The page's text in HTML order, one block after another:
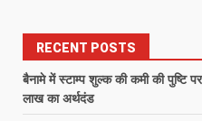
RECENT POSTS
बैनामे में स्टाम्प शुल्क की कमी की
लाख का अर्थदंड